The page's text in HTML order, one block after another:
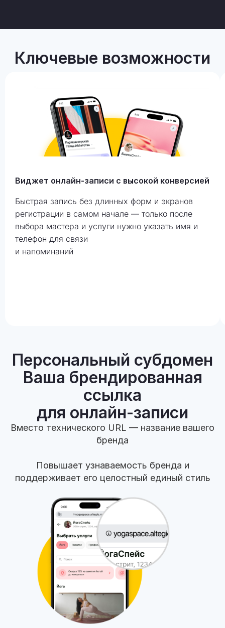
Ключевые возможности
Виджет онлайн-записи с высокой конверсией
Быстрая запись без длинных форм и экранов
регистрации в самом начале — только после
выбора мастера и услуги нужно указать имя и
телефон для связи
и напоминаний
Персональный субдомен
Ваша брендированная
ссылка
для онлайн-записи
Вместо технического URL — название вашего
бренда
Повышает узнаваемость бренда и
поддерживает его целостный единый стиль